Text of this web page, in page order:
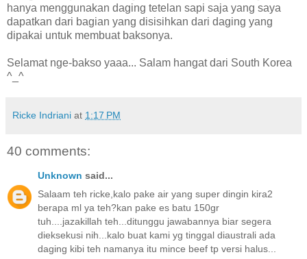
hanya menggunakan daging tetelan sapi saja yang saya
dapatkan dari bagian yang disisihkan dari daging yang
dipakai untuk membuat baksonya.
Selamat nge-bakso yaaa... Salam hangat dari South Korea
^_^
Ricke Indriani at 1:17 PM
40 comments:
Unknown said...
Salaam teh ricke,kalo pake air yang super dingin kira2
berapa ml ya teh?kan pake es batu 150gr
tuh....jazakillah teh...ditunggu jawabannya biar segera
dieksekusi nih...kalo buat kami yg tinggal diaustrali ada
daging kibi teh namanya itu mince beef tp versi halus...